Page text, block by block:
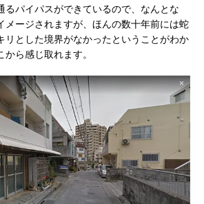
るパイパスができているので、なんとな
メージされますが、ほんの数十年前には蛇
リとした境界がなかったということがわか
ら感じ取れます。